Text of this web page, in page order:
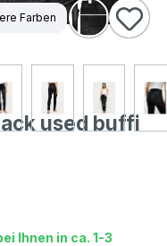
Farben
used buffi
5 Sternen
Ihnen in ca. 1-3